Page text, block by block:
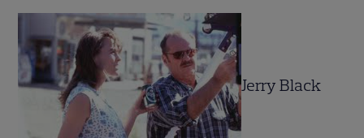
Jerry Black